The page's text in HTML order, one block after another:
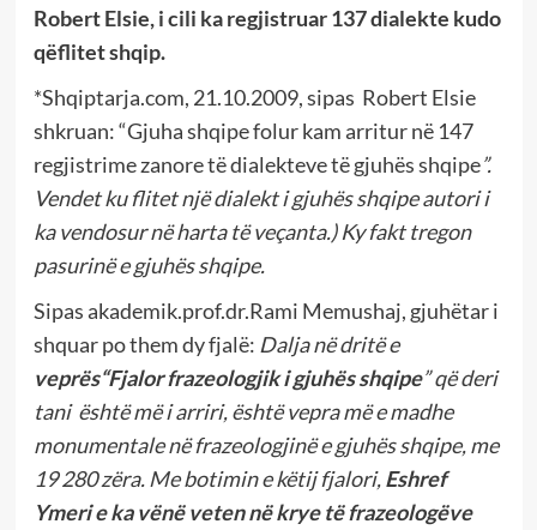
Robert Elsie, i cili ka regjistruar 137 dialekte kudo
qëflitet shqip.
*Shqiptarja.com, 21.10.2009, sipas Robert Elsie
shkruan: “Gjuha shqipe folur kam arritur në 147
regjistrime zanore të dialekteve të gjuhës shqipe”.
Vendet ku flitet një dialekt i gjuhës shqipe autori i
ka vendosur në harta të veçanta.) Ky fakt tregon
pasurinë e gjuhës shqipe.
Sipas akademik.prof.dr.Rami Memushaj, gjuhëtar i
shquar po them dy fjalë: Dalja në dritë e
veprës“Fjalor frazeologjik i gjuhës shqipe” që deri
tani është më i arriri, është vepra më e madhe
monumentale në frazeologjinë e gjuhës shqipe, me
19 280 zëra. Me botimin e këtij fjalori,Eshref
Ymeri e ka vënë veten në krye të frazeologëve